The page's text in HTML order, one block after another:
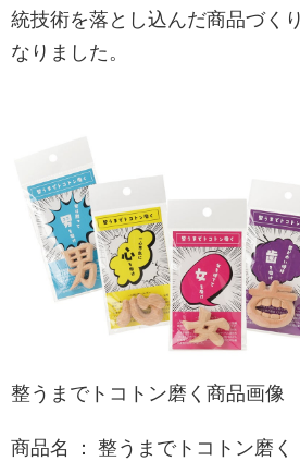
統技術を落とし込んだ商品づく
なりました。
整うまでトコトン磨く商品画像
商品名 ： 整うまでトコトン磨く